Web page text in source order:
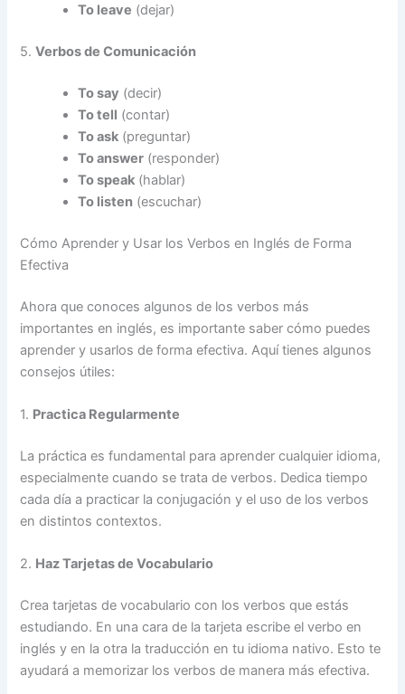
To leave (dejar)
5.Verbos de Comunicación
To say (decir)
To tell (contar)
To ask (preguntar)
To answer (responder)
To speak (hablar)
To listen (escuchar)
Cómo Aprender y Usar los Verbos en Inglés de Forma
Efectiva
Ahora que conoces algunos de los verbos más
importantes en inglés, es importante saber cómo puedes
aprender y usarlos de forma efectiva. Aquí tienes algunos
consejos útiles:
1. Practica Regularmente
La práctica es fundamental para aprender cualquier idioma,
especialmente cuando se trata de verbos. Dedica tiempo
cada día a practicar la conjugación y el uso de los verbos
en distintos contextos.
2. Haz Tarjetas de Vocabulario
Crea tarjetas de vocabulario con los verbos que estás
estudiando. En una cara de la tarjeta escribe el verbo en
inglés y en la otra la traducción en tu idioma nativo. Esto te
ayudará a memorizar los verbos de manera más efectiva.